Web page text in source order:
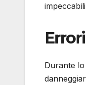
Durante